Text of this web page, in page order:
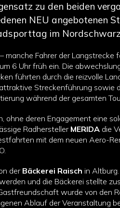
zu den beiden
NEU angebotenen
im
Fahrer der Langstrecke
6 Uhr früh ein. Die
führten durch die reizvolle
Streckenführung sowie
während der gesamten
ohne deren Engagement eine
Radhersteller MERIDA die
mit dem neuen Aero-
der Bäckerei Raisch in
und die Bäckerei stellte
wurde von den
Ablauf der Veranstaltung